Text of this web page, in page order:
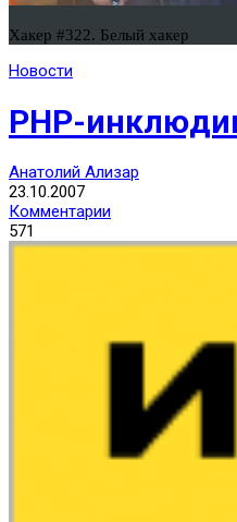
Хакер #322. Белый хакер
Новости
PHP-
Анатолий Ализар
23.10.2007
Комментарии
571